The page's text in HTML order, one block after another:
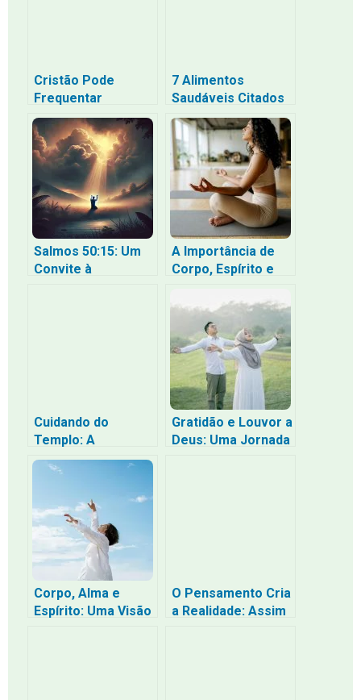
Cristão Pode
Frequentar
Academia? O
Cuidado com a
Saúde à Luz da
Bíblia
7 Alimentos
Saudáveis Citados
na Bíblia (e Seus
Benefícios Hoje)
Salmos 50:15: Um
Convite à
A Importância de
Corpo, Espírito e
Como Funcionam
Cuidando do
Templo: A
Importância do
Bem-Estar Físico,
Mental e Espiritual
Gratidão e Louvor a
Deus: Uma Jornada
Corpo, Alma e
Espírito: Uma Visão
O Pensamento Cria
a Realidade: Assim